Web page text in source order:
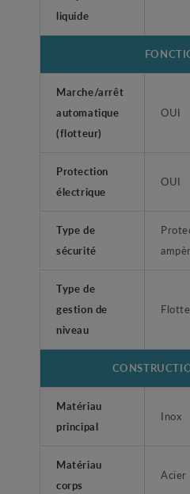
liquide
Marche/arrêt
automatique
(flotteur)
OUI
Protection
électrique
OUI
Type de
sécurité
Type de
gestion de
niveau
Matériau
principal
Inox
Matériau
corps
Acier